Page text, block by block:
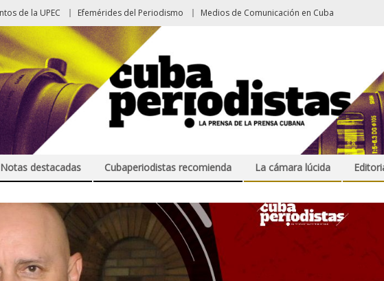
de la UPEC Efemérides del Periodismo Medios de Comunicación en Cuba
Notas destacadas Cubaperiodistas recomienda La cámara lúcida